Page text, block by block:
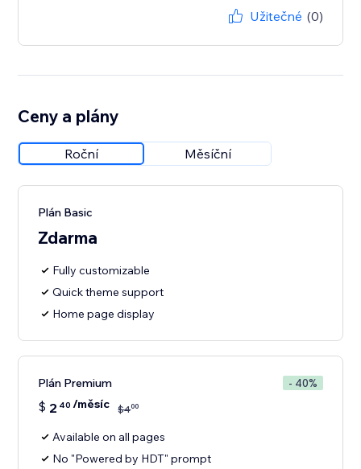
Užitečné (0)
Ceny a plány
Roční Měsíční
Plán Basic
Zdarma
Fully customizable
Quick theme support
Home page display
Plán Premium - 40%
$ 2 40 /měsíc $400
Available on all pages
No "Powered by HDT" prompt